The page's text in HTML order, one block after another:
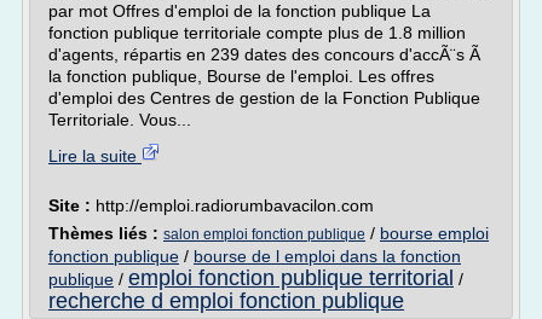
par mot Offres d'emploi de la fonction publique La
fonction publique territoriale compte plus de 1.8 million
d'agents, répartis en 239 dates des concours d'accÃ¨s Ã
la fonction publique, Bourse de l'emploi. Les offres
d'emploi des Centres de gestion de la Fonction Publique
Territoriale. Vous...
Lire la suite
Site : http://emploi.radiorumbavacilon.com
Thèmes liés : salon emploi fonction publique / bourse emploi
fonction publique / bourse de l emploi dans la fonction
publique / emploi fonction publique territorial /
recherche d emploi fonction publique